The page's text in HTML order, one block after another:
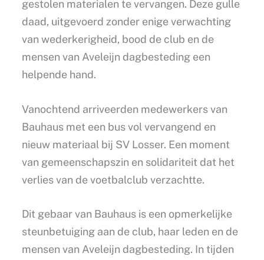
gestolen materialen te vervangen. Deze gulle
daad, uitgevoerd zonder enige verwachting
van wederkerigheid, bood de club en de
mensen van Aveleijn dagbesteding een
helpende hand.
Vanochtend arriveerden medewerkers van
Bauhaus met een bus vol vervangend en
nieuw materiaal bij SV Losser. Een moment
van gemeenschapszin en solidariteit dat het
verlies van de voetbalclub verzachtte.
Dit gebaar van Bauhaus is een opmerkelijke
steunbetuiging aan de club, haar leden en de
mensen van Aveleijn dagbesteding. In tijden